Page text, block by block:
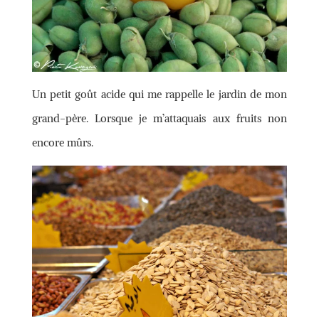
Un petit goût acide qui me rappelle le jardin de mon
grand-père. Lorsque je m’attaquais aux fruits non
encore mûrs.